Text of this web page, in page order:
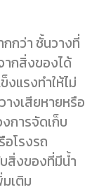
กว่า ชั้นวางที่
ากสิ่งของได้
แรงทำให้ไม่
งเสียหายหรือ
การจัดเก็บ
โรงรถ
สิ่งของที่มีน้ำ
เติม